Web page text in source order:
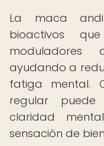
La maca
bioactivos
ayudando a
fatiga mental.
regular
claridad
sensación de